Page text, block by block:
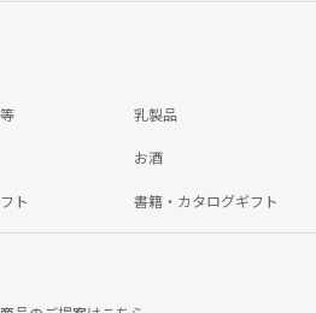
乳製品
お酒
ト 書籍・カタログギフト